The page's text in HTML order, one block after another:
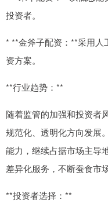
投资者。
* **金斧子配资：**采用
资方案。
**行业趋势：**
随着监管的加强和投资者
规范化、透明化方向发展
能力，继续占据市场主导
差异化服务，不断蚕食市
**投资者选择：**